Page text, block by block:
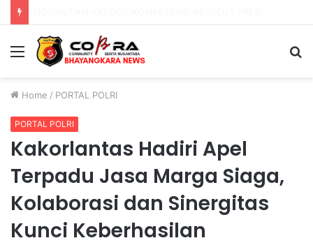
Menu
Home / PORTAL POLRI
PORTAL POLRI
Kakorlantas Hadiri Apel
Terpadu Jasa Marga Siaga,
Kolaborasi dan Sinergitas
Kunci Keberhasilan